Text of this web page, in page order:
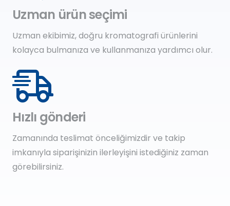
Uzman ürün seçimi
Uzman ekibimiz, doğru kromatografi ürünlerini
kolayca bulmanıza ve kullanmanıza yardımcı olur.
Hızlı gönderi
Zamanında teslimat önceliğimizdir ve takip
imkanıyla siparişinizin ilerleyişini istediğiniz zaman
görebilirsiniz.